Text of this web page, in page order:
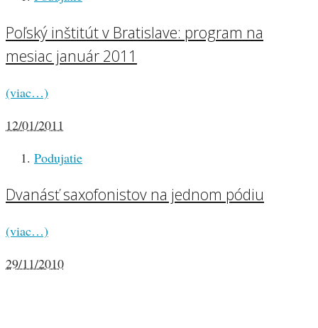
Poľský inštitút v Bratislave: program na
mesiac január 2011
(viac…)
12/01/2011
Podujatie
Dvanásť saxofonistov na jednom pódiu
(viac…)
29/11/2010